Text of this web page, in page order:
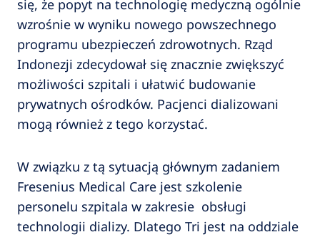
się, że popyt na technologię medyczną ogólnie
wzrośnie w wyniku nowego powszechnego
programu ubezpieczeń zdrowotnych. Rząd
Indonezji zdecydował się znacznie zwiększyć
możliwości szpitali i ułatwić budowanie
prywatnych ośrodków. Pacjenci dializowani
mogą również z tego korzystać.
W związku z tą sytuacją głównym zadaniem
Fresenius Medical Care jest szkolenie
personelu szpitala w zakresie obsługi
technologii dializy. Dlatego Tri jest na oddziale